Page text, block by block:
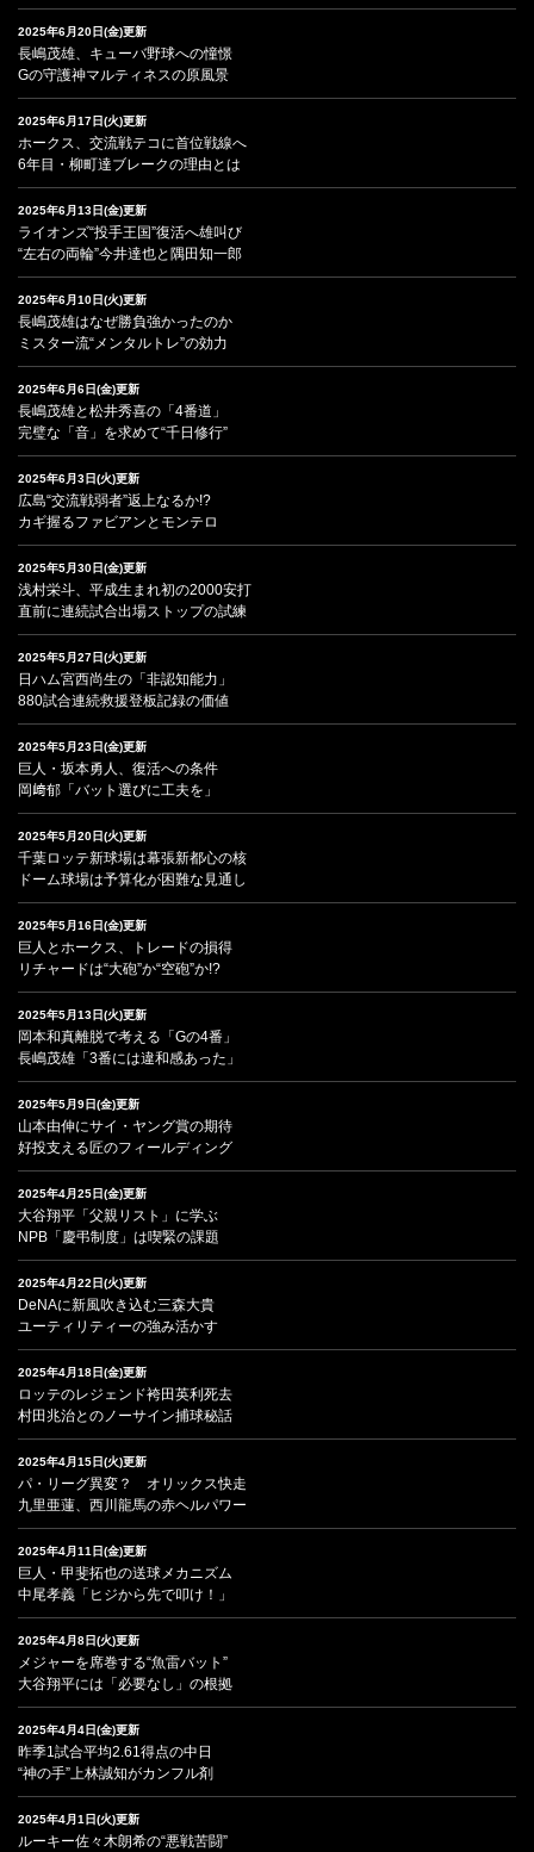
2025年6月20日(金)更新
長嶋茂雄、キューバ野球への憧憬
Gの守護神マルティネスの原風景
2025年6月17日(火)更新
ホークス、交流戦テコに首位戦線へ
6年目・柳町達ブレークの理由とは
2025年6月13日(金)更新
ライオンズ“投手王国”復活へ雄叫び
“左右の両輪”今井達也と隅田知一郎
2025年6月10日(火)更新
長嶋茂雄はなぜ勝負強かったのか
ミスター流“メンタルトレ”の効力
2025年6月6日(金)更新
長嶋茂雄と松井秀喜の「4番道」
完璧な「音」を求めて“千日修行”
2025年6月3日(火)更新
広島“交流戦弱者”返上なるか!?
カギ握るファビアンとモンテロ
2025年5月30日(金)更新
浅村栄斗、平成生まれ初の2000安打
直前に連続試合出場ストップの試練
2025年5月27日(火)更新
日ハム宮西尚生の「非認知能力」
880試合連続救援登板記録の価値
2025年5月23日(金)更新
巨人・坂本勇人、復活への条件
岡﨑郁「バット選びに工夫を」
2025年5月20日(火)更新
千葉ロッテ新球場は幕張新都心の核
ドーム球場は予算化が困難な見通し
2025年5月16日(金)更新
巨人とホークス、トレードの損得
リチャードは“大砲”か“空砲”か!?
2025年5月13日(火)更新
岡本和真離脱で考える「Gの4番」
長嶋茂雄「3番には違和感あった」
2025年5月9日(金)更新
山本由伸にサイ・ヤング賞の期待
好投支える匠のフィールディング
2025年4月25日(金)更新
大谷翔平「父親リスト」に学ぶ
NPB「慶弔制度」は喫緊の課題
2025年4月22日(火)更新
DeNAに新風吹き込む三森大貴
ユーティリティーの強み活かす
2025年4月18日(金)更新
ロッテのレジェンド袴田英利死去
村田兆治とのノーサイン捕球秘話
2025年4月15日(火)更新
パ・リーグ異変？ オリックス快走
九里亜蓮、西川龍馬の赤ヘルパワー
2025年4月11日(金)更新
巨人・甲斐拓也の送球メカニズム
中尾孝義「ヒジから先で叩け！」
2025年4月8日(火)更新
メジャーを席巻する“魚雷バット”
大谷翔平には「必要なし」の根拠
2025年4月4日(金)更新
昨季1試合平均2.61得点の中日
“神の手”上林誠知がカンフル剤
2025年4月1日(火)更新
ルーキー佐々木朗希の“悪戦苦闘”